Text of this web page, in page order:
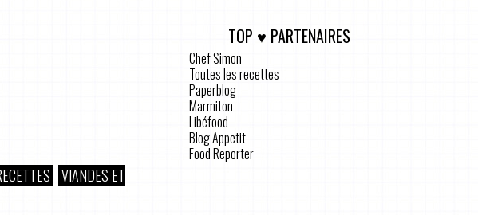
VIANDES ET
TOP ♥ PARTENAIRES
Chef Simon
Toutes les recettes
Paperblog
Marmiton
Libéfood
Blog Appetit
Food Reporter